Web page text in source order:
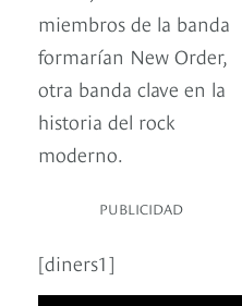
miembros de la banda
formarían New Order,
otra banda clave en la
historia del rock
moderno.
PUBLICIDAD
[diners1]